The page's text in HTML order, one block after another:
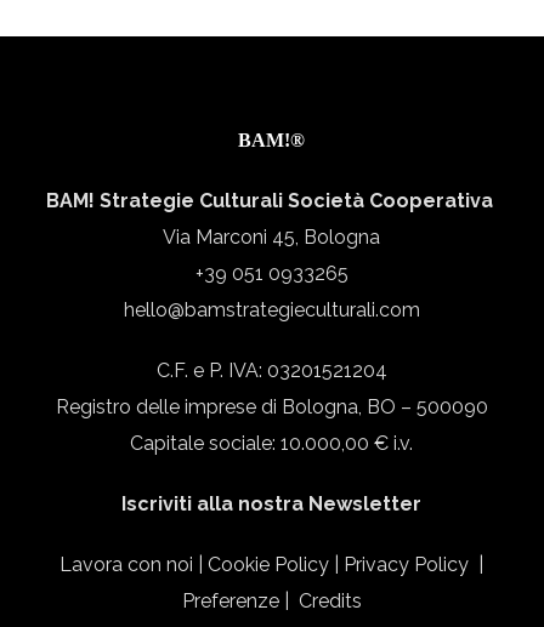
BAM!®
BAM! Strategie Culturali Società Cooperativa
Via Marconi 45, Bologna
+39 051 0933265
hello@bamstrategieculturali.com
C.F. e P. IVA: 03201521204
Registro delle imprese di Bologna, BO – 500090
Capitale sociale: 10.000,00 € i.v.
Iscriviti alla nostra Newsletter
Lavora con noi |Cookie Policy Privacy Policy
Preferenze
Credits